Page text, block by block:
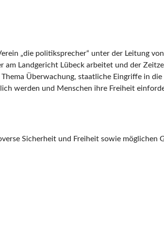
„die politiksprecher“ unter der Leitung
Landgericht Lübeck arbeitet und der
Überwachung, staatliche Eingriffe in die
werden und Menschen ihre Freiheit
Sicherheit und Freiheit sowie möglichen